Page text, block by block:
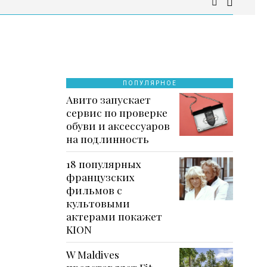
ПОПУЛЯРНОЕ
Авито запускает
сервис по проверке
обуви и аксессуаров
на подлинность
18 популярных
французских
фильмов с
культовыми
актерами покажет
KION
W Maldives